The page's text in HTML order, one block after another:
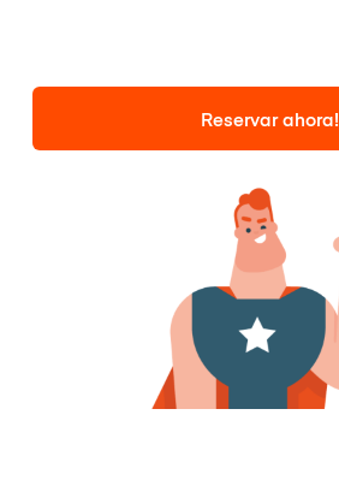
Reservar ahora!